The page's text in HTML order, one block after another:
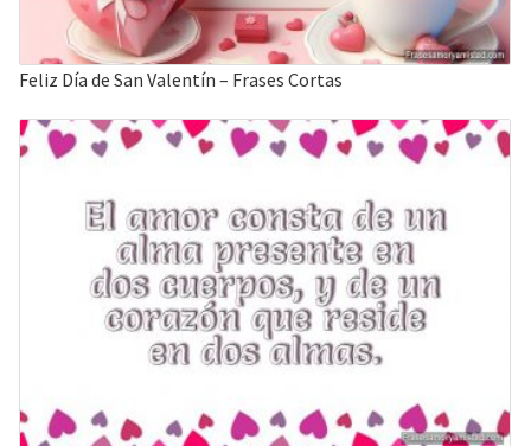
Feliz Día de San Valentín – Frases Cortas